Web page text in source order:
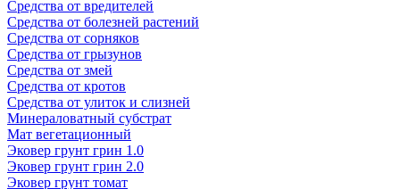
Средства от вредителей
Средства от болезней растений
Средства от сорняков
Средства от грызунов
Средства от змей
Средства от кротов
Средства от улиток и слизней
Минераловатный субстрат
Мат вегетационный
Эковер грунт грин 1.0
Эковер грунт грин 2.0
Эковер грунт томат